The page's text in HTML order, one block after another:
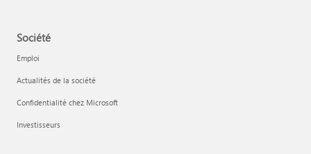
Société
Emploi
Actualités de la société
Confidentialité chez Microsoft
Investisseurs